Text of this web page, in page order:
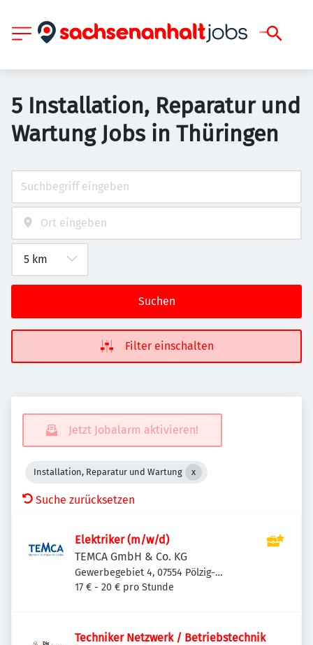
5 Installation, Reparatur und
Wartung Jobs in Thüringen
Suchen
Filter einschalten
Jetzt Jobalarm aktivieren!
Installation, Reparatur und Wartung
Suche zurücksetzen
Elektriker (m/w/d)
TEMCA GmbH & Co. KG
Gewerbegebiet 4, 07554 Pölzig-
Beiersdorf, Deutschland
17 € - 20 € pro Stunde
Techniker Netzwerk / Betriebstechnik